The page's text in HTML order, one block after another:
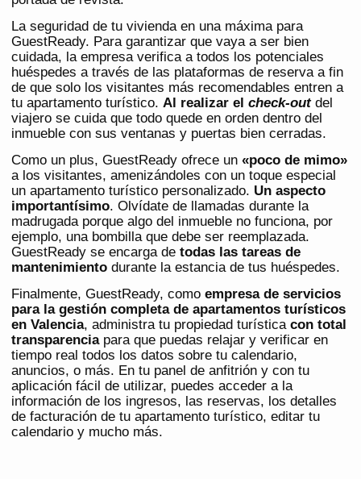
La seguridad de tu vivienda en una máxima para
GuestReady. Para garantizar que vaya a ser bien
cuidada, la empresa verifica a todos los potenciales
huéspedes a través de las plataformas de reserva a fin
de que solo los visitantes más recomendables entren a
tu apartamento turístico. Al realizar el check-outdel
viajero se cuida que todo quede en orden dentro del
inmueble con sus ventanas y puertas bien cerradas.
Como un plus, GuestReady ofrece un «poco de mimo»
a los visitantes, amenizándoles con un toque especial
un apartamento turístico personalizado. Un aspecto
importantísimo. Olvídate de llamadas durante la
madrugada porque algo del inmueble no funciona, por
ejemplo, una bombilla que debe ser reemplazada.
GuestReady se encarga de todas las tareas de
mantenimiento durante la estancia de tus huéspedes.
Finalmente, GuestReady, como empresa de servicios
para la gestión completa de apartamentos turísticos
en Valencia, administra tu propiedad turística con total
transparenciapara que puedas relajar y verificar en
tiempo real todos los datos sobre tu calendario,
anuncios, o más. En tu panel de anfitrión y con tu
aplicación fácil de utilizar, puedes acceder a la
información de los ingresos, las reservas, los detalles
de facturación de tu apartamento turístico, editar tu
calendario y mucho más.